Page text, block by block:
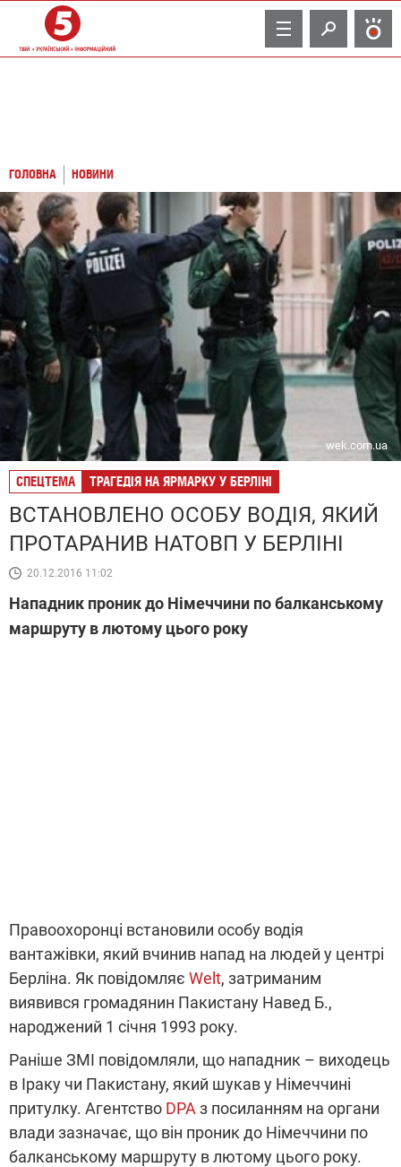
TV
ГОЛОВНА НОВИНИ
wek.com.ua
СПЕЦТЕМА ТРАГЕДІЯ НА ЯРМАРКУ У БЕРЛІНІ
ВСТАНОВЛЕНО ОСОБУ ВОДІЯ, ЯКИЙ
ПРОТАРАНИВ НАТОВП У БЕРЛІНІ
20.12.2016 11:02
Нападник проник до Німеччини по балканському
маршруту в лютому цього року
Правоохоронці встановили особу водія
вантажівки, який вчинив напад на людей у центрі
Берліна. Як повідомляє Welt, затриманим
виявився громадянин Пакистану Навед Б.,
народжений 1 січня 1993 року.
Раніше ЗМІ повідомляли, що нападник – виходець
в Іраку чи Пакистану, який шукав у Німеччині
притулку. Агентство DPA з посиланням на органи
влади зазначає, що він проник до Німеччини по
балканському маршруту в лютому цього року.